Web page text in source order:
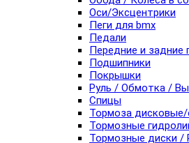
Оси/Эксцентрики
Пеги для bmx
Педали
Передние и задние
Подшипники
Покрышки
Руль / Обмотка /
Спицы
Тормоза
Тормозные
Тормозные диски /